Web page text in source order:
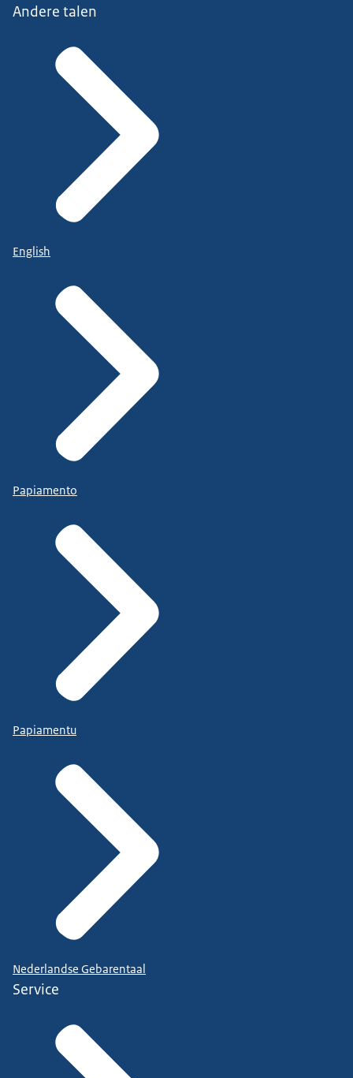
Andere talen
English
Papiamento
Papiamentu
Nederlandse Gebarentaal
Service